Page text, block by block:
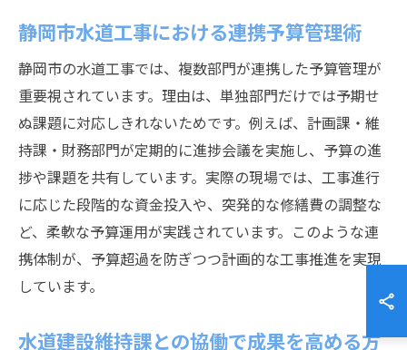
静岡市水道工事における連携予算管理術
静岡市の水道工事では、複数部門が連携した予算管理が
重要視されています。理由は、単独部門だけでは予期せ
ぬ課題に対応しきれないためです。例えば、計画課・維
持課・財務部門が定期的に進捗会議を実施し、予算の進
捗や課題を共有しています。実際の現場では、工事進行
に応じた段階的な資金投入や、突発的な修繕費の調整な
ど、柔軟な予算運用が実践されています。このような連
携体制が、予算超過を防ぎつつ計画的な工事推進を実現
しています。
水道建設維持課との協働で成果を高める方